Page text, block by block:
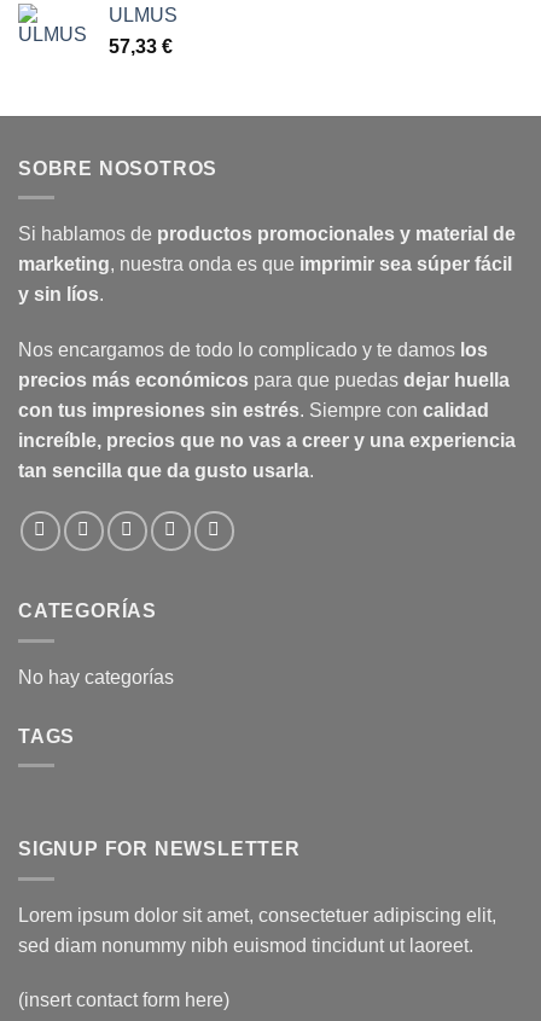
ULMUS
57,33 €
SOBRE NOSOTROS
Si hablamos de productos promocionales y material de
marketing, nuestra onda es que imprimir sea súper fácil
y sin líos.
Nos encargamos de todo lo complicado y te damos los
precios más económicos para que puedas dejar huella
con tus impresiones sin estrés. Siempre con calidad
increíble, precios que no vas a creer y una experiencia
tan sencilla que da gusto usarla.
CATEGORÍAS
No hay categorías
TAGS
SIGNUP FOR NEWSLETTER
Lorem ipsum dolor sit amet, consectetuer adipiscing elit,
sed diam nonummy nibh euismod tincidunt ut laoreet.
(insert contact form here)